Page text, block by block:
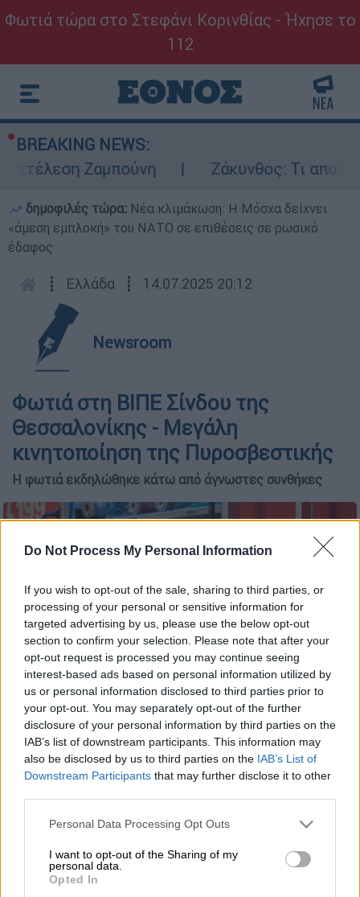
Do Not Process My Personal Information
If you wish to opt-out of the sale, sharing to third parties, or
processing of your personal or sensitive information for
targeted advertising by us, please use the below opt-out
section to confirm your selection. Please note that after your
opt-out request is processed you may continue seeing
interest-based ads based on personal information utilized by
us or personal information disclosed to third parties prior to
your opt-out. You may separately opt-out of the further
disclosure of your personal information by third parties on the
IAB’s list of downstream participants. This information may
also be disclosed by us to third parties on the IAB’s List of
Downstream Participants that may further disclose it to other
Please note that this website/app uses one or more Google
not limited to your visit or usage behaviour. You may click to
grant or deny consent to Google and its third-party tags to
use your data for below specified purposes in below Google
Personal Data Processing Opt Outs
I want to opt-out of the Sharing of my
personal data.
Opted In
Φωτιά τώρα στο Στεφάνι Κορινθίας - Ήχησε το
112
BREAKING NEWS:
Ζαμπούνη
Ζάκυνθος: Τι
δημοφιλές τώρα: Νέα κλιμάκωση: Η Μόσχα δείχνει
«άμεση εμπλοκή» του ΝΑΤΟ σε επιθέσεις σε ρωσικό
έδαφος
┋ Ελλάδα ┋ 14.07.2025 20:12
Newsroom
Φωτιά στη ΒΙΠΕ Σίνδου της
Θεσσαλονίκης - Μεγάλη
κινητοποίηση της Πυροσβεστικής
Η φωτιά εκδηλώθηκε κάτω από άγνωστες συνθήκες
Γιώργος Κονταρίνης / Eurokinissi
Προσθέστε το ΕΘΝΟΣ στη Google
Φωτιά ξέσπασε αργά το απόγευμα της
της Σίνδου στη Θεσσαλονίκη σημαίνοντας
συναγερμό στην